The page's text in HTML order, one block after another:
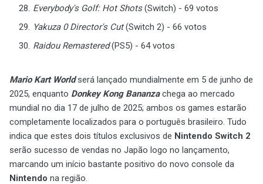
Everybody's Golf: Hot Shots(Switch) - 69 votos
Yakuza 0 Director's Cut(Switch 2) - 66 votos
Raidou Remastered(PS5) - 64 votos
Mario Kart Worldserá lançado mundialmente em 5 de junho de
2025, enquanto Donkey Kong Bananzachega ao mercado
mundial no dia 17 de julho de 2025; ambos os games estarão
completamente localizados para o português brasileiro. Tudo
indica que estes dois títulos exclusivos de Nintendo Switch 2
serão sucesso de vendas no Japão logo no lançamento,
marcando um início bastante positivo do novo console da
Nintendo na região.